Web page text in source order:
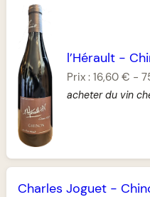
l’Hérault-
Prix : 16,60 € -
acheter du vin
Charles Joguet -